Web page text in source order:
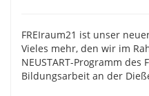
FREIraum21 ist unser
Vieles mehr, den wir im
NEUSTART-Programm
Bildungsarbeit an der